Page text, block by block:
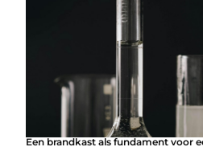
Een brandkast als fundament voor